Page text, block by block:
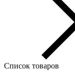
Список товаров